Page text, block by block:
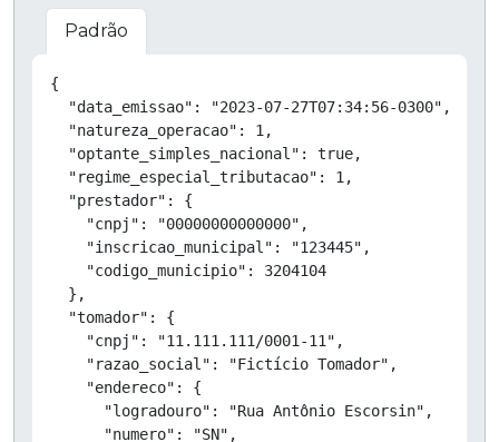
Padrão
{
  "data_emissao": "2023-07-27T07:34:56-0300",
  "natureza_operacao": 1,
  "optante_simples_nacional": true,
  "regime_especial_tributacao": 1,
  "prestador": {
    "cnpj": "00000000000000",
    "inscricao_municipal": "123445",
    "codigo_municipio": 3204104
  },
  "tomador": {
    "cnpj": "11.111.111/0001-11",
    "razao_social": "Fictício Tomador",
    "endereco": {
      "logradouro": "Rua Antônio Escorsin",
      "numero": "SN",